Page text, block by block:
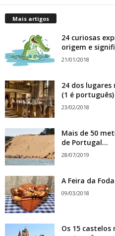
Mais artigos
24 curiosas
origem e
21/01/2018
24 dos
(1 é português)
23/02/2018
Mais de 50
de Portugal...
28/07/2019
A Feira da
09/03/2018
Os 15 castelos